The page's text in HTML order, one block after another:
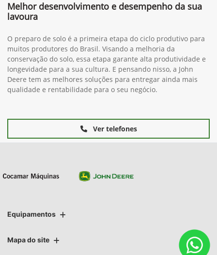
Melhor desenvolvimento e desempenho da sua
lavoura
O preparo de solo é a primeira etapa do ciclo produtivo para
muitos produtores do Brasil. Visando a melhoria da
conservação do solo, essa etapa garante alta produtividade e
longevidade para a sua cultura. E pensando nisso, a John
Deere tem as melhores soluções para entregar ainda mais
qualidade e rentabilidade para o seu negócio.
Ver telefones
Equipamentos
Mapa do site